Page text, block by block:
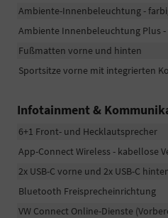
Ambiente-Innenbeleuchtung -
Ambiente Innenbeleuchtung Plus
Fußmatten vorne und hinten
Sportsitze vorne mit integrierten
Infotainment &
6+1 Front- und Hecklautsprecher
App-Connect Wireless - kabellose
2x USB-C vorne und 2x USB-C
Bluetooth Freisprecheinrichtung
VW Connect Online-Dienste